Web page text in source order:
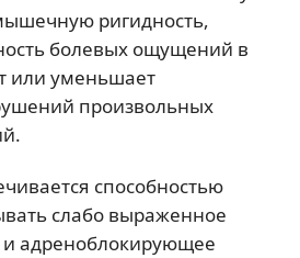
ригидность,
болевых ощущений в
или уменьшает
произвольных
способностью
слабо выраженное
и адреноблокирующее